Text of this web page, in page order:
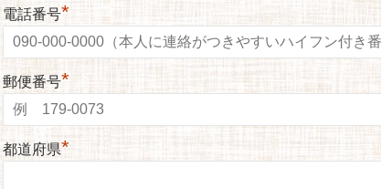
電話番号*
郵便番号*
都道府県*